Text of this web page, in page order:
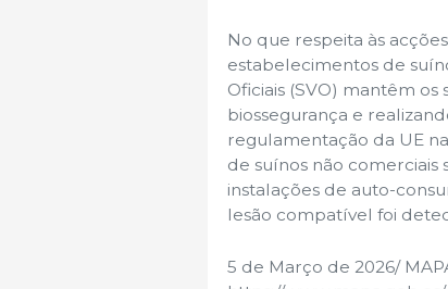
No que respeita às
estabelecimentos de
Oficiais (SVO) mantêm
biossegurança e
regulamentação da UE
de suínos não
instalações de auto-
lesão compatível foi
5 de Março de 2026/